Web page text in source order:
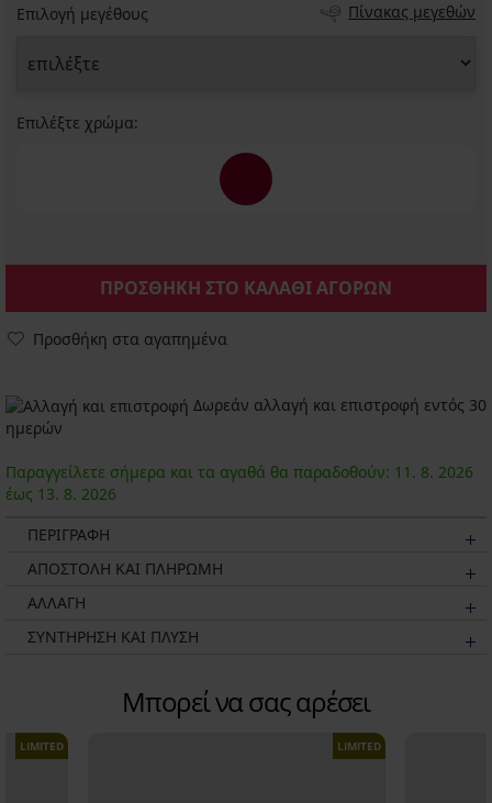
Επιλογή μεγέθους Πίνακας μεγεθών
Επιλέξτε χρώμα:
ΠΡΟΣΘΗΚΗ ΣΤΟ ΚΑΛΑΘΙ ΑΓΟΡΩΝ
Προσθήκη στα αγαπημένα
Δωρεάν αλλαγή και επιστροφή εντός 30
ημερών
Παραγγείλετε σήμερα και τα αγαθά θα παραδοθούν: 11. 8. 2026
έως 13. 8. 2026
ΠΕΡΙΓΡΑΦΗ
ΑΠΟΣΤΟΛΗ ΚΑΙ ΠΛΗΡΩΜΗ
ΑΛΛΑΓΗ
ΣΥΝΤΗΡΗΣΗ ΚΑΙ ΠΛΥΣΗ
Μπορεί να σας αρέσει
LIMITED LIMITED